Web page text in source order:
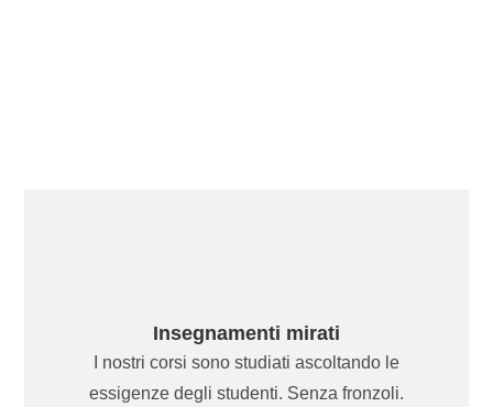
Insegnamenti mirati
I nostri corsi sono studiati ascoltando le
essigenze degli studenti. Senza fronzoli.